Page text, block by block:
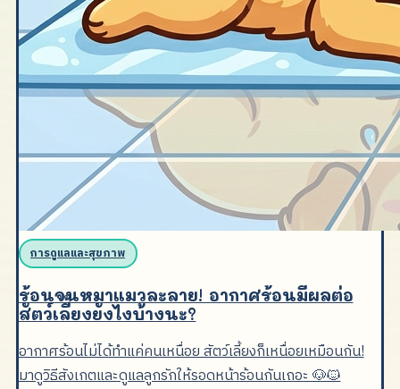
การดูแลและสุขภาพ
ร้อนจนหมาแมวละลาย! อากาศร้อนมีผลต่อ
สัตว์เลี้ยงยังไงบ้างนะ?
อากาศร้อนไม่ได้ทำแค่คนเหนื่อย สัตว์เลี้ยงก็เหนื่อยเหมือนกัน!
มาดูวิธีสังเกตและดูแลลูกรักให้รอดหน้าร้อนกันเถอะ 🐶🐱